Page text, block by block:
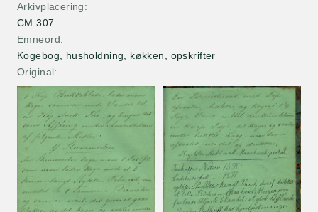
Arkivplacering
CM 307
Emneord
Kogebog, husholdning, køkken, opskrifter
Original